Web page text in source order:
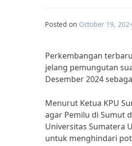
Posted on October 19,
Perkembangan
jelang pemungutan
Desember 2024
Menurut Ketua KPU
agar Pemilu di Sumut
Universitas Sumatera
untuk menghindari